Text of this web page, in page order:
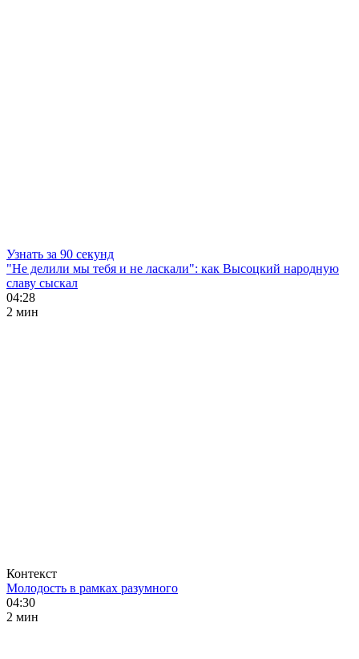
Узнать за 90 секунд
"Не делили мы тебя и не ласкали": как Высоцкий народную
славу сыскал
04:28
2 мин
Контекст
Молодость в рамках разумного
04:30
2 мин